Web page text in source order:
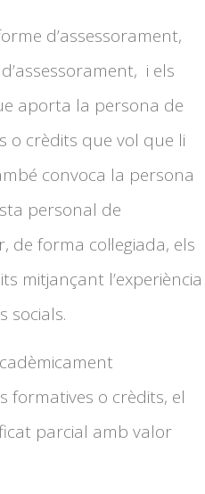
d’assessorament,
i els
aporta la persona de
o crèdits que vol que li
convoca la persona
personal de
forma col·legiada, els
mitjançant l’experiència
socials.
formatives o crèdits, el
parcial amb valor